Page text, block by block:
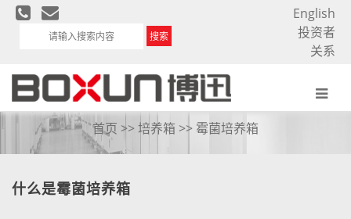
搜索
English
投资者
关系
霉菌培养箱
首页 >> 培养箱 >> 霉菌培养箱
什么是霉菌培养箱